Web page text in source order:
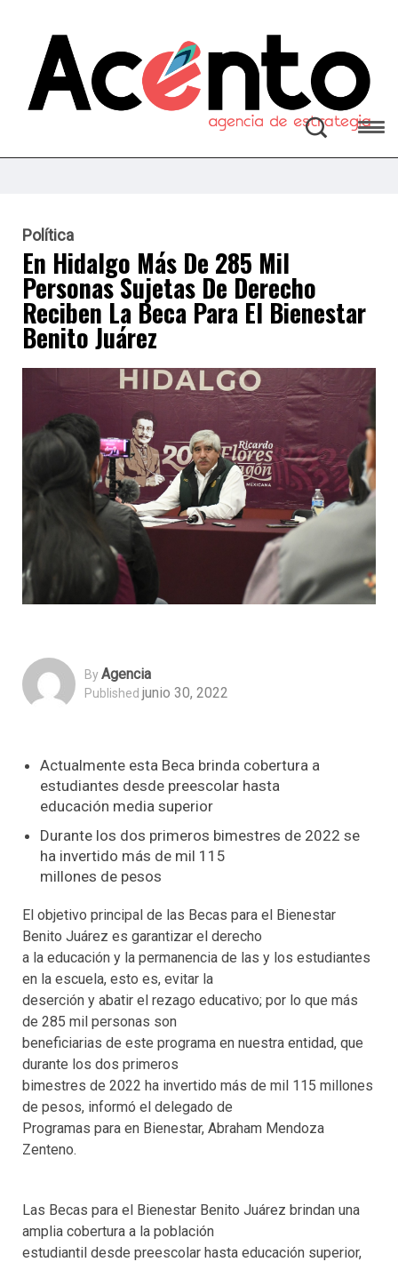
Política
En Hidalgo Más De 285 Mil
Personas Sujetas De Derecho
Reciben La Beca Para El Bienestar
Benito Juárez
ByAgencia
Published junio 30, 2022
Actualmente esta Beca brinda cobertura a
estudiantes desde preescolar hasta
educación media superior
Durante los dos primeros bimestres de 2022 se
ha invertido más de mil 115
millones de pesos
El objetivo principal de las Becas para el Bienestar
Benito Juárez es garantizar el derecho
a la educación y la permanencia de las y los estudiantes
en la escuela, esto es, evitar la
deserción y abatir el rezago educativo; por lo que más
de 285 mil personas son
beneficiarias de este programa en nuestra entidad, que
durante los dos primeros
bimestres de 2022 ha invertido más de mil 115 millones
de pesos, informó el delegado de
Programas para en Bienestar, Abraham Mendoza
Zenteno.
Las Becas para el Bienestar Benito Juárez brindan una
amplia cobertura a la población
estudiantil desde preescolar hasta educación superior,